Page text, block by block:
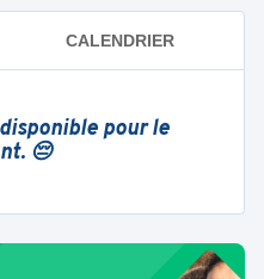
CALENDRIER
pour le
😔